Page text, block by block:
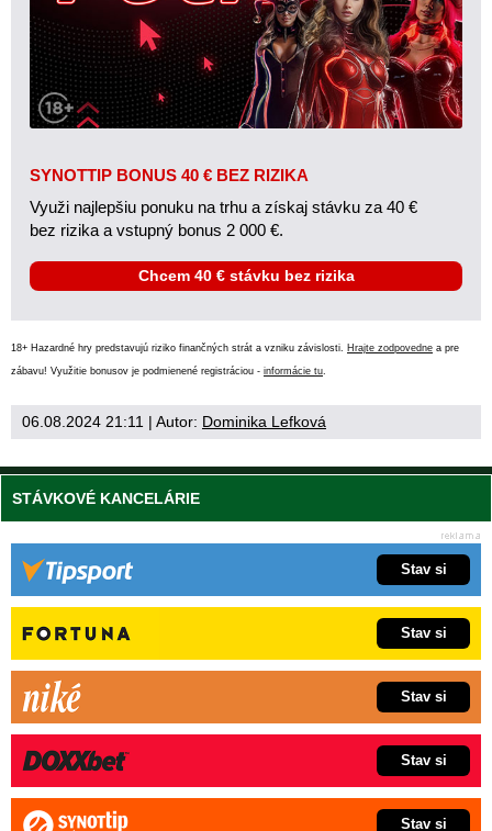
SYNOTTIP BONUS 40 € BEZ RIZIKA
Využi najlepšiu ponuku na trhu a získaj stávku za 40 €
bez rizika a vstupný bonus 2 000 €.
Chcem 40 € stávku bez rizika
18+ Hazardné hry predstavujú riziko finančných strát a vzniku závislosti. Hrajte zodpovedne a pre
zábavu! Využitie bonusov je podmienené registráciou - informácie tu
06.08.2024 21:11 | Autor: Dominika Lefková
STÁVKOVÉ KANCELÁRIE
Stav si
Stav si
Stav si
Stav si
Stav si